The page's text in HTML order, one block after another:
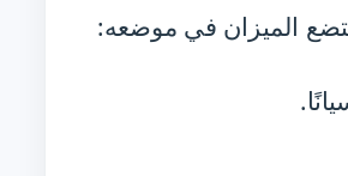
لتضع الميزان في موضعه: